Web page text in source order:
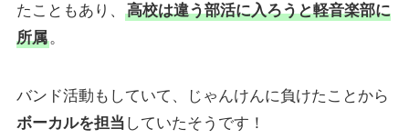
たこともあり、
高校は違う部活に入ろうと軽音楽部に
所属。
バンド活動もしていて、じゃんけんに負けたことから
ボーカルを担当 していたそうです！